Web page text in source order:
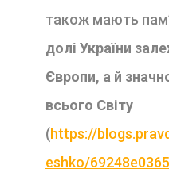
також мають
долі України
Європи, а й
всього Cвіту
(https://
eshko/